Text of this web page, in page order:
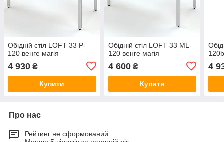
Обідній стіл LOFT 33 P-
120 венге магія
4 930 ₴
Купити
Обідній стіл LOFT 33 ML-
120 венге магія
4 600₴
Купити
4
Про нас
Рейтинг не сформований